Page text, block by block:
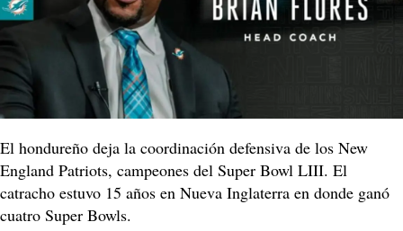
El hondureño deja la coordinación defensiva de los New
England Patriots, campeones del Super Bowl LIII. El
catracho estuvo 15 años en Nueva Inglaterra en donde ganó
cuatro Super Bowls.